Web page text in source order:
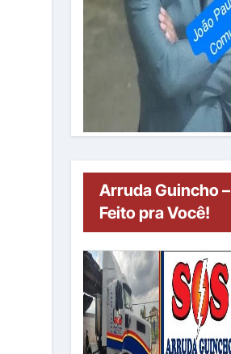
Arruda Guincho –
Feito pra Você!